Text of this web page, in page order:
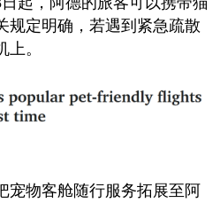
规定明确，若遇到紧急疏散
。
宠物客舱随行服务拓展至阿